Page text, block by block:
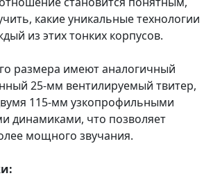
какие уникальные технологии
из этих тонких корпусов.
размера имеют аналогичный
25-мм вентилируемый твитер,
115-мм узкопрофильными
динамиками, что позволяет
мощного звучания.